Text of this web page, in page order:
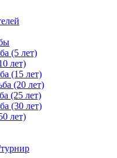
(5 лет)
лет)
(15 лет)
(20 лет)
(25 лет)
(30 лет)
лет)